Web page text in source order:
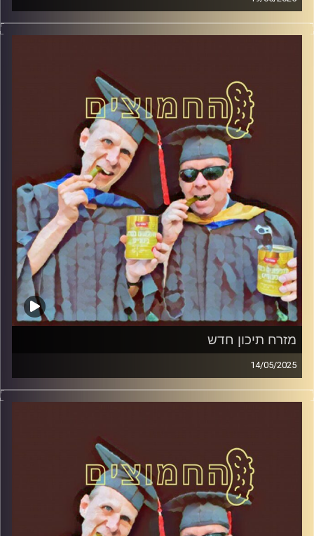
המערכת הפוליטית על ספת הפסיכולוג, עם פרופסור בועז בן-
דוד ופרופסור גלעד הירשברגר
קרדיט תמונות:AudioVersity
מזרח תיכון חדש
14/05/2025
המערכת הפוליטית על ספת הפסיכולוג, עם פרופסור בועז בן-
דוד ופרופסור גלעד הירשברגר
קרדיט תמונות:AudioVersity